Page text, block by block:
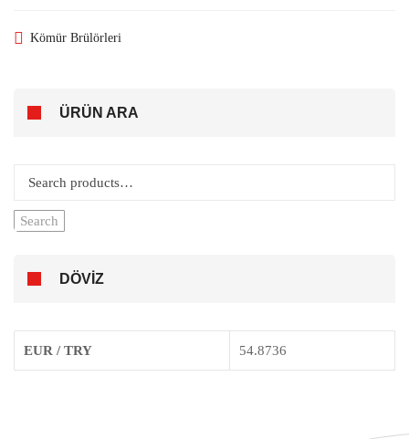
Kömür Brülörleri
ÜRÜN ARA
Search
DÖVIZ
EUR / TRY 54.8736